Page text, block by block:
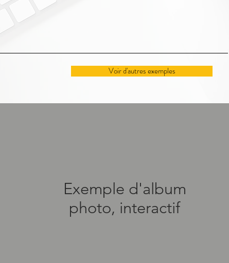
Voir d'autres exemples
Exemple d'album
photo, interactif